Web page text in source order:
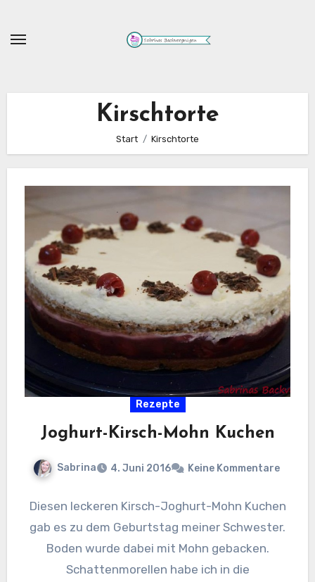
springen
Kirschtorte
Start Kirschtorte
Rezepte
Joghurt-Kirsch-Mohn Kuchen
Sabrina 4. Juni 2016 Keine Kommentare
Diesen leckeren Kirsch-Joghurt-Mohn Kuchen
gab es zu dem Geburtstag meiner Schwester.
Boden wurde dabei mit Mohn gebacken.
Schattenmorellen habe ich in die